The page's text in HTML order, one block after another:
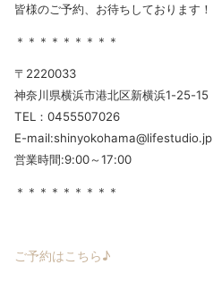
皆様のご予約、お待ちしております！
＊＊＊＊＊＊＊＊＊
〒2220033
神奈川県横浜市港北区新横浜1-25-15
TEL：0455507026
E-mail:shinyokohama@lifestudio.jp
営業時間:9:00～17:00
＊＊＊＊＊＊＊＊＊
ご予約はこちら♪